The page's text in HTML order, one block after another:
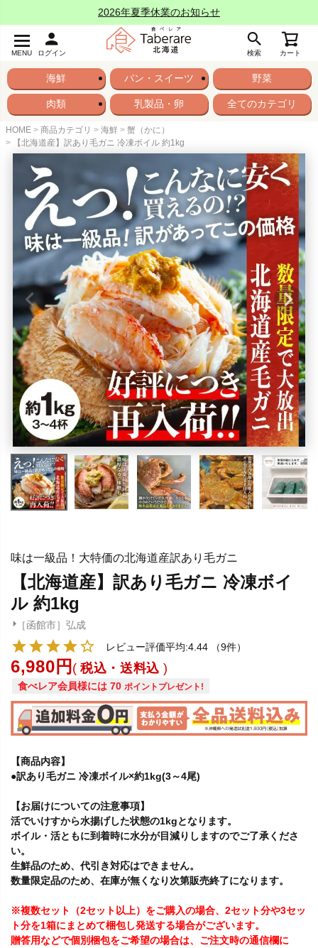
2026年夏季休業のお知らせ
MENU ログイン 検索 カート
海鮮 パン・スイーツ 野菜
肉類 乳製品・卵 全てのカテゴリ
HOME 商品カテゴリ 海鮮
蟹（かに）
【北海道産】訳あり毛ガニ 冷凍ボイル 約1kg
味は一級品！大特価の北海道産訳あり毛ガニ
【北海道産】訳あり毛ガニ 冷凍ボイ
ル 約1kg
［函館市］弘成
レビュー評価平均:4.44
（9件）
6,980 税込・送料込
食べレア会員様には 70 ポイントプレゼント!
【商品内容】
●訳あり毛ガニ 冷凍ボイル×約1kg(3～4尾)
【お届けについての注意事項】
活でいけすから水揚げした状態の1kgとなります。
ボイル・活ともに到着時に水分が目減りしますのでご了承くださ
い。
生鮮品のため、代引き対応はできません。
数量限定品のため、在庫が無くなり次第販売終了になります。
※複数セット（2セット以上）をご購入の場合、2セット分や3セッ
ト分を1箱にまとめて梱包し発送する場合がございます。
贈答用などで個別梱包をご希望の場合は、ご注文時の通信欄に